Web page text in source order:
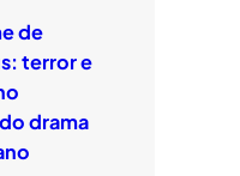
de
terror e
drama